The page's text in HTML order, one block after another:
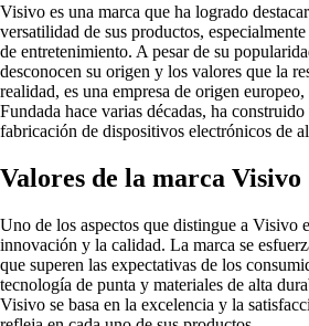
Visivo es una marca que ha logrado
versatilidad de sus productos,
de entretenimiento. A pesar de su
desconocen su origen y los valores que la
realidad, es una empresa de origen
Fundada hace varias décadas, ha
fabricación de dispositivos electrónicos de
Valores de la marca Visivo
Uno de los aspectos que distingue a Visivo
innovación y la calidad. La marca se
que superen las expectativas de los
tecnología de punta y materiales de alta
Visivo se basa en la excelencia y la